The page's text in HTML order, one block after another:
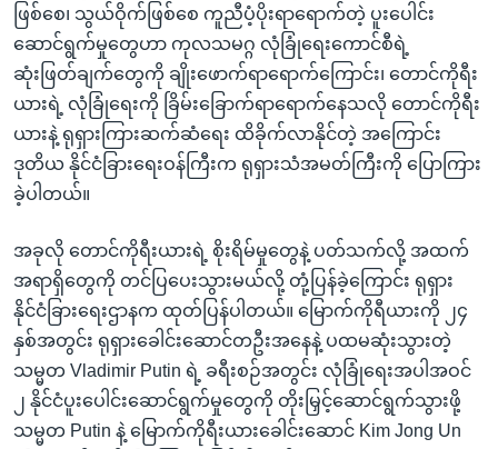
ဖြစ်စေ၊ သွယ်ဝိုက်ဖြစ်စေ ကူညီပံ့ပိုးရာရောက်တဲ့ ပူးပေါင်း
ဆောင်ရွက်မှုတွေဟာ ကုလသမဂ္ဂ လုံခြုံရေးကောင်စီရဲ့
ဆုံးဖြတ်ချက်တွေကို ချိုးဖောက်ရာရောက်ကြောင်း၊ တောင်ကိုရီး
ယားရဲ့ လုံခြုံရေးကို ခြိမ်းခြောက်ရာရောက်နေသလို တောင်ကိုရီး
ယားနဲ့ ရုရှားကြားဆက်ဆံရေး ထိခိုက်လာနိုင်တဲ့ အကြောင်း
ဒုတိယ နိုင်ငံခြားရေးဝန်ကြီးက ရုရှားသံအမတ်ကြီးကို ပြောကြား
ခဲ့ပါတယ်။
အခုလို တောင်ကိုရီးယားရဲ့ စိုးရိမ်မှုတွေနဲ့ ပတ်သက်လို့ အထက်
အရာရှိတွေကို တင်ပြပေးသွားမယ်လို့ တုံ့ပြန်ခဲ့ကြောင်း ရုရှား
နိုင်ငံခြားရေးဌာနက ထုတ်ပြန်ပါတယ်။ မြောက်ကိုရီယားကို ၂၄
နှစ်အတွင်း ရုရှားခေါင်းဆောင်တဦးအနေနဲ့ ပထမဆုံးသွားတဲ့
သမ္မတ Vladimir Putin ရဲ့ ခရီးစဉ်အတွင်း လုံခြုံရေးအပါအဝင်
၂ နိုင်ငံပူးပေါင်းဆောင်ရွက်မှုတွေကို တိုးမြှင့်ဆောင်ရွက်သွားဖို့
သမ္မတ Putin နဲ့ မြောက်ကိုရီးယားခေါင်းဆောင် Kim Jong Un